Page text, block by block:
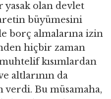
yasak olan devlet
büyümesini
borç almalarına izin
hiçbir zaman
kısımlardan
altlarının da
verdi. Bu müsamaha,